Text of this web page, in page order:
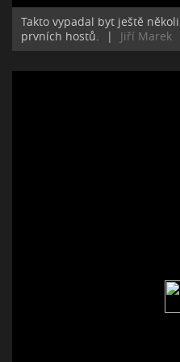
Takto vypadal byt ještě
prvních hostů.
| Jiří Marek